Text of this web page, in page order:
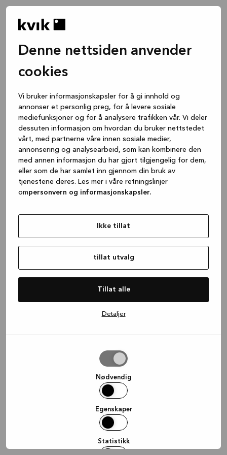
Denne nettsiden anvender
cookies
Vi bruker informasjonskapsler for å gi innhold og
annonser et personlig preg, for å levere sosiale
mediefunksjoner og for å analysere trafikken vår. Vi deler
dessuten informasjon om hvordan du bruker nettstedet
vårt, med partnerne våre innen sosiale medier,
annonsering og analysearbeid, som kan kombinere den
med annen informasjon du har gjort tilgjengelig for dem,
eller som de har samlet inn gjennom din bruk av
tjenestene deres. Les mer i våre retningslinjer
ompersonvern og informasjonskapsler.
Ikke tillat
tillat utvalg
Tillat alle
Detaljer
Nødvendig
Egenskaper
Statistikk
(see the browser console for more
information).